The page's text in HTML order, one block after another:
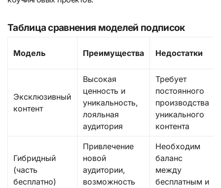
Таблица сравнения моделей подписок
Модель Преимущества Недостатки
Эксклюзивный
контент
Высокая
ценность и
уникальность,
лояльная
аудитория
Требует
постоянного
производства
уникального
контента
Гибридный
(часть
бесплатно)
Привлечение
новой
аудитории,
возможность
Необходим
баланс
между
бесплатным и